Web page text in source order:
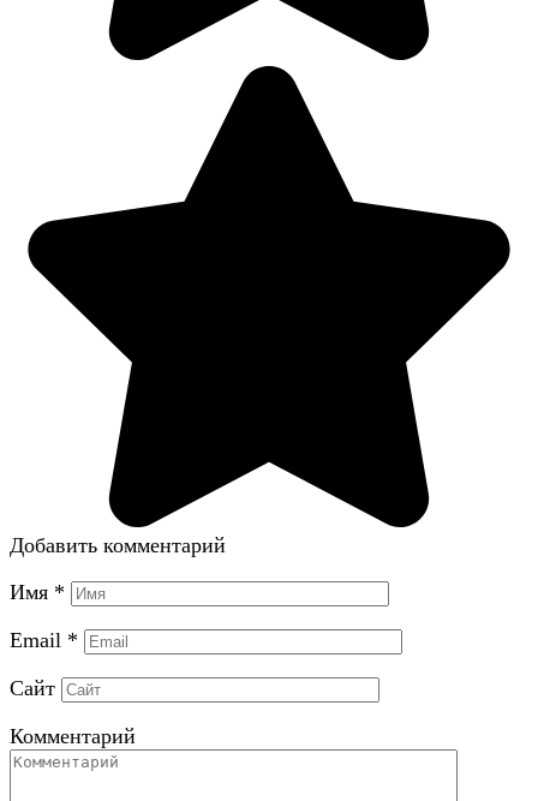
Добавить комментарий
Имя *
Email *
Сайт
Комментарий